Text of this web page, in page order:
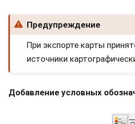
Предупреждение
При экспорте карты
источники
Добавление условных